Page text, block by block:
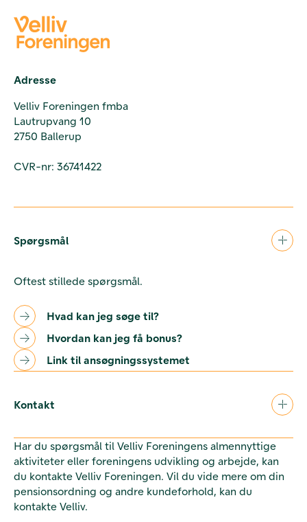
Adresse
Velliv Foreningen fmba
Lautrupvang 10
2750 Ballerup
CVR-nr: 36741422
Spørgsmål
Oftest stillede spørgsmål.
Hvad kan jeg søge til?
Hvordan kan jeg få bonus?
Link til ansøgningssystemet
Kontakt
Har du spørgsmål til Velliv Foreningens almennyttige
aktiviteter eller foreningens udvikling og arbejde, kan
du kontakte Velliv Foreningen. Vil du vide mere om din
pensionsordning og andre kundeforhold, kan du
kontakte Velliv.